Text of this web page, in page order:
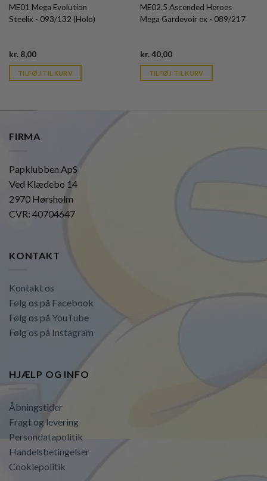
ME01 Mega Evolution
Steelix - 093/132 (Holo)
kr. 8,00Current
is:
kr. 39,95.
TILFØJ TIL KURV
ME02.5 Ascended Heroes
Mega Gardevoir ex - 089/217
kr.40,00Current
is:
kr. 39,95.
TILFØJ TIL KURV
FIRMA
Papklubben ApS
Ved Klædebo 14
2970 Hørsholm
CVR: 40704647
KONTAKT
Kontakt os
Følg os på Facebook
Følg os på YouTube
Følg os på Instagram
HJÆLP OG INFO
Åbningstider
Fragt og levering
Persondatapolitik
Handelsbetingelser
Cookiepolitik